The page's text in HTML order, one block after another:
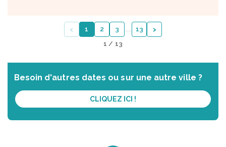
‹ 1 2 3 13 ›
1 / 13
Besoin d'autres dates ou sur une autre ville ?
CLIQUEZ ICI !